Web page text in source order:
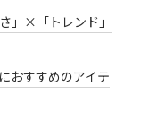
」×「トレンド」
おすすめのアイテ